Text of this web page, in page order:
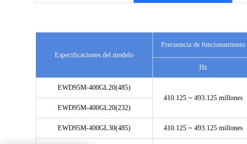
Especificaciones del modelo
Frecuencia de funcionamiento
Hz
EWD95M-400GL20(485)
410.125 ~ 493.125 millones
EWD95M-400GL20(232)
EWD95M-400GL30(485) 410.125 ~ 493.125 millones